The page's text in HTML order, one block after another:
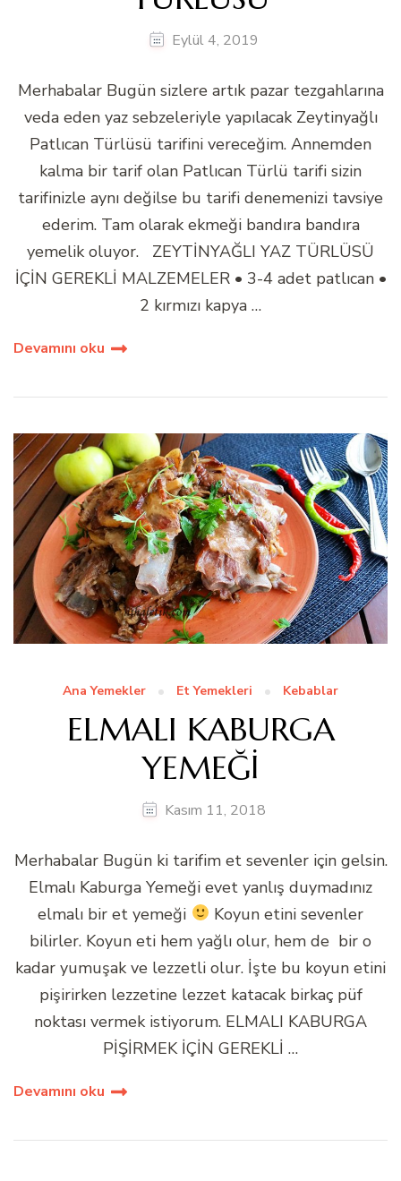
Eylül 4, 2019
Merhabalar Bugün sizlere artık pazar tezgahlarına
veda eden yaz sebzeleriyle yapılacak Zeytinyağlı
Patlıcan Türlüsü tarifini vereceğim. Annemden
kalma bir tarif olan Patlıcan Türlü tarifi sizin
tarifinizle aynı değilse bu tarifi denemenizi tavsiye
ederim. Tam olarak ekmeği bandıra bandıra
yemelik oluyor. ZEYTİNYAĞLI YAZ TÜRLÜSÜ
İÇİN GEREKLİ MALZEMELER • 3-4 adet patlıcan •
2 kırmızı kapya …
Devamını oku
Ana Yemekler Et Yemekleri Kebablar
ELMALI KABURGA
YEMEĞİ
Kasım 11, 2018
Merhabalar Bugün ki tarifim et sevenler için gelsin.
Elmalı Kaburga Yemeği evet yanlış duymadınız
elmalı bir et yemeği
Koyun etini sevenler
bilirler. Koyun eti hem yağlı olur, hem de bir o
kadar yumuşak ve lezzetli olur. İşte bu koyun etini
pişirirken lezzetine lezzet katacak birkaç püf
noktası vermek istiyorum. ELMALI KABURGA
PİŞİRMEK İÇİN GEREKLİ …
Devamını oku